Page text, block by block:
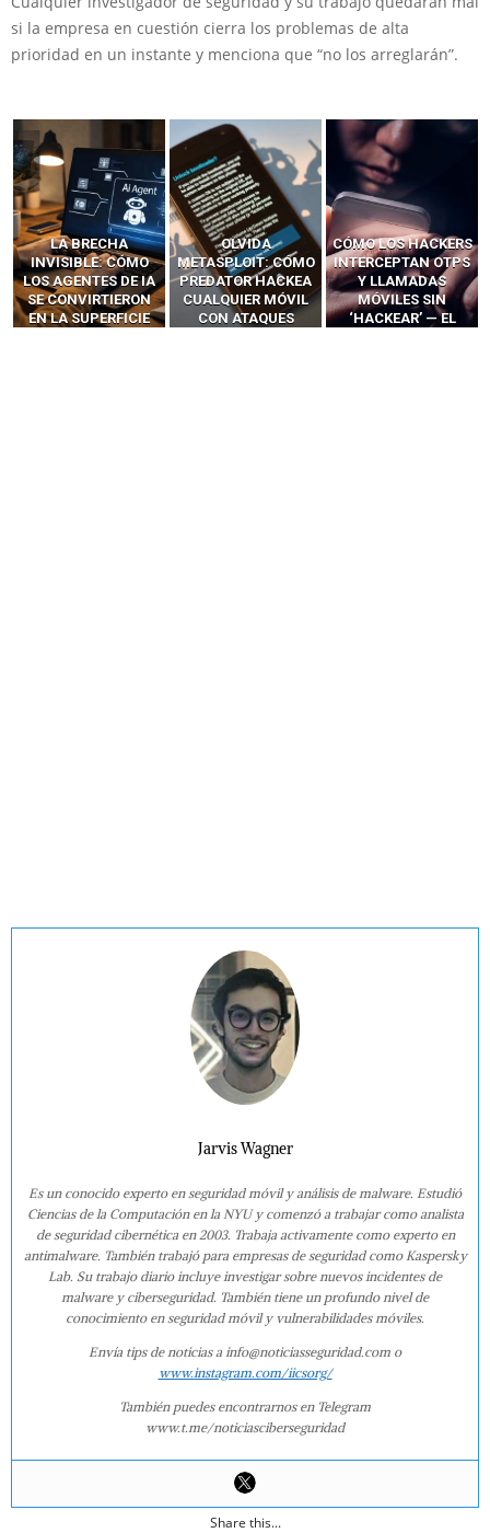
si la empresa en cuestión cierra los problemas de alta
prioridad en un instante y menciona que “no los arreglarán”.
LA BRECHA
INVISIBLE: CÓMO
LOS AGENTES DE IA
SE CONVIRTIERON
EN LA SUPERFICIE
OLVIDA
METASPLOIT: CÓMO
PREDATOR HACKEA
CUALQUIER MÓVIL
CON ATAQUES
CÓMO LOS HACKERS
INTERCEPTAN OTPS
Y LLAMADAS
MÓVILES SIN
‘HACKEAR’ — EL
Jarvis Wagner
Es un conocido experto en seguridad móvil y análisis de malware. Estudió
Ciencias de la Computación en la NYU y comenzó a trabajar como analista
de seguridad cibernética en 2003. Trabaja activamente como experto en
antimalware. También trabajó para empresas de seguridad como Kaspersky
Lab. Su trabajo diario incluye investigar sobre nuevos incidentes de
malware y ciberseguridad. También tiene un profundo nivel de
conocimiento en seguridad móvil y vulnerabilidades móviles.
Envía tips de noticias a info@noticiasseguridad.com o
www.instagram.com/iicsorg/
También puedes encontrarnos en Telegram
www.t.me/noticiasciberseguridad
Share this...